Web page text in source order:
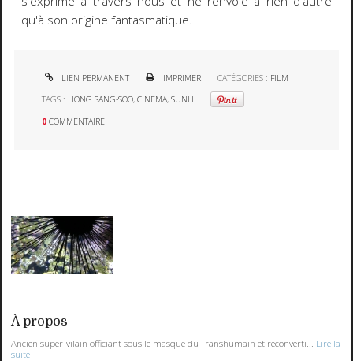
qu'à son origine fantasmatique.
LIEN PERMANENT IMPRIMER CATÉGORIES : FILM
TAGS : HONG SANG-SOO,CINÉMA,SUNHI
0 COMMENTAIRE
À propos
Ancien super-vilain officiant sous le masque du Transhumain et reconverti...
Lire la
suite